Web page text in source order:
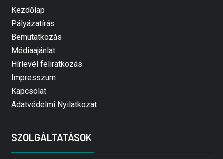
Kezdőlap
Pályázatírás
Bemutatkozás
Médiaajánlat
Hírlevél feliratkozás
Impresszum
Kapcsolat
Adatvédelmi Nyilatkozat
SZOLGÁLTATÁSOK